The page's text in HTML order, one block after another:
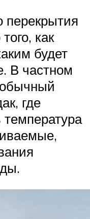
перекрытия
как
будет
В частном
где